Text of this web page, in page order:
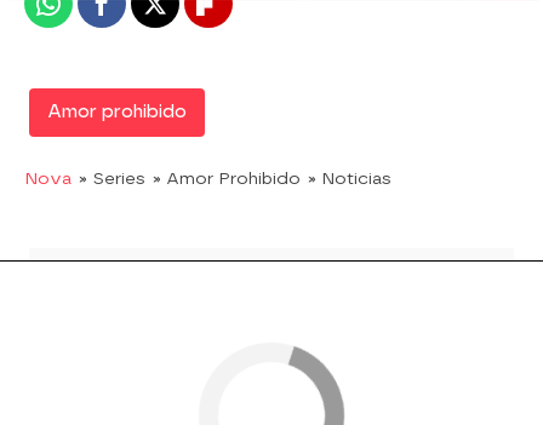
WhatsappFacebook
X Flipboard
Amor prohibido
Nova » Series » Amor Prohibido » Noticias